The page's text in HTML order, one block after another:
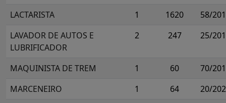
LACTARISTA
1 1620
58/
LAVADOR DE AUTOS E
LUBRIFICADOR
2 247 25/
MAQUINISTA DE TREM 1 60
70/
MARCENEIRO
1 64
20/